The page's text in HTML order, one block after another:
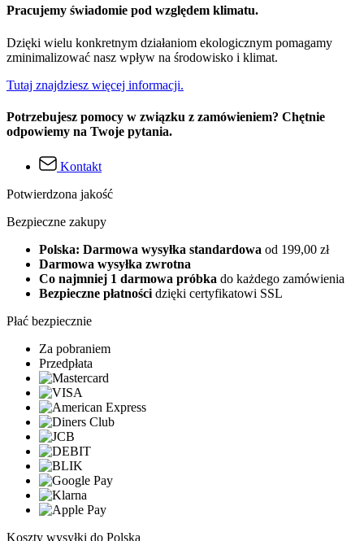
Pracujemy świadomie pod względem klimatu.
Dzięki wielu konkretnym działaniom ekologicznym pomagamy
zminimalizować nasz wpływ na środowisko i klimat.
Tutaj znajdziesz więcej informacji.
Potrzebujesz pomocy w związku z zamówieniem? Chętnie
odpowiemy na Twoje pytania.
Kontakt
Potwierdzona jakość
Bezpieczne zakupy
Polska: Darmowa wysyłka standardowa od 199,00 zł
Darmowa wysyłka zwrotna
Co najmniej 1 darmowa próbka do każdego zamówienia
Bezpieczne płatności dzięki certyfikatowi SSL
Płać bezpiecznie
Za pobraniem
Przedpłata
Koszty wysyłki do Polska